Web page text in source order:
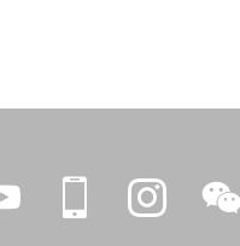
YouTubeiPolyU Instagram
微